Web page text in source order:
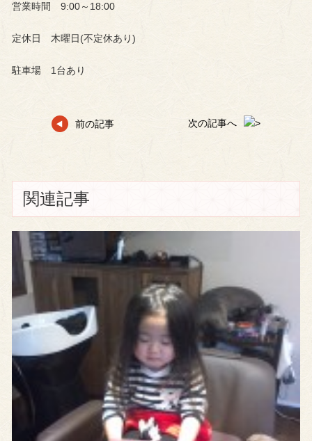
営業時間 9:00～18:00
定休日 木曜日(不定休あり)
駐車場 1台あり
前の記事 次の記事へ
関連記事